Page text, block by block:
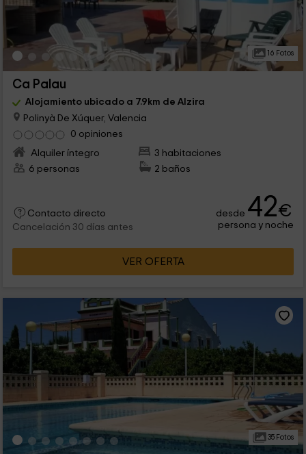
16 Fotos
Ca Palau
Alojamiento ubicado a 7.9km de Alzira
Polinyà De Xúquer, Valencia
0 opiniones
Alquiler íntegro
3 habitaciones
6 personas
2 baños
Contacto directo
Cancelación 30 días antes
desde 42€
persona y noche
VER OFERTA
35 Fotos